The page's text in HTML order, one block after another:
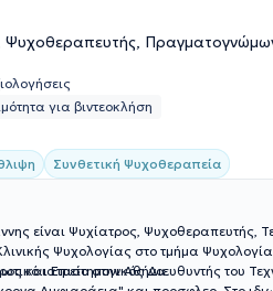
Ψυχοθεραπευτής,
για βιντεοκλήση
Συνθετική Ψυχοθεραπεία
είναι Ψυχίατρος, Ψυχοθεραπευτής,
Ψυχολογίας στο τμήμα
ιατρείο στην Αθήνα.
και Επιστημονικός Διευθυντής του